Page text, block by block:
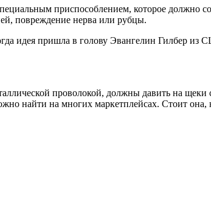
приспособлением, которое должно
повреждение нерва или рубцы.
идея пришла в голову Эвангелин Гилбер
проволокой, должны давить на щеки
найти на многих маркетплейсах. Стоит она,